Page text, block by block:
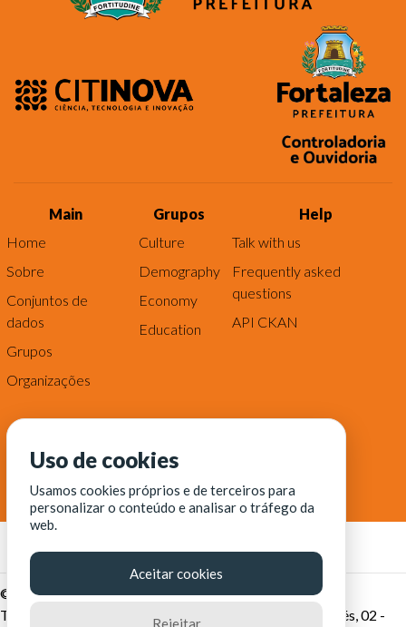
Main
Home
Sobre
Conjuntos de
dados
Grupos
Organizações
Grupos
Culture
Demography
Economy
Education
Help
Talk with us
Frequently asked
questions
API CKAN
© Fortaleza Digital || CITINOVA - Fundação de Ciência,
Tecnologia e Inovação de Fortaleza - Rua dos Tremembés, 02 -
Uso de cookies
Usamos cookies próprios e de terceiros para
personalizar o conteúdo e analisar o tráfego da
web.
Aceitar cookies
Rejeitar